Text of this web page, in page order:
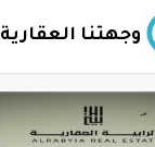
وجهتنا العقارية